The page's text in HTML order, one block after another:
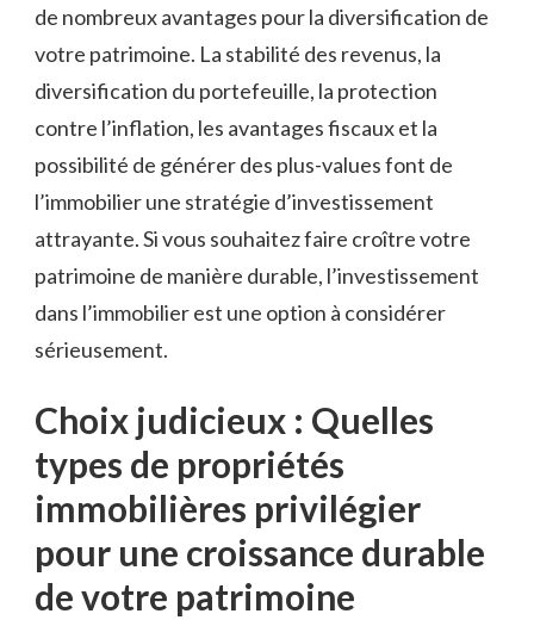
de nombreux avantages pour la diversification de⁢
votre patrimoine.⁢ La stabilité des revenus, la
diversification du portefeuille, la protection
‍contre l’inflation, les avantages fiscaux ⁣et ⁤la
possibilité de générer des plus-values‌ font de
l’immobilier ‌une stratégie d’investissement
attrayante. Si vous souhaitez​ faire croître ⁣votre
patrimoine de‌ manière durable, l’investissement
dans l’immobilier est une option à ‍considérer
sérieusement.
Choix⁣ judicieux : Quelles
types de propriétés
immobilières​ privilégier
pour une croissance durable
de votre patrimoine